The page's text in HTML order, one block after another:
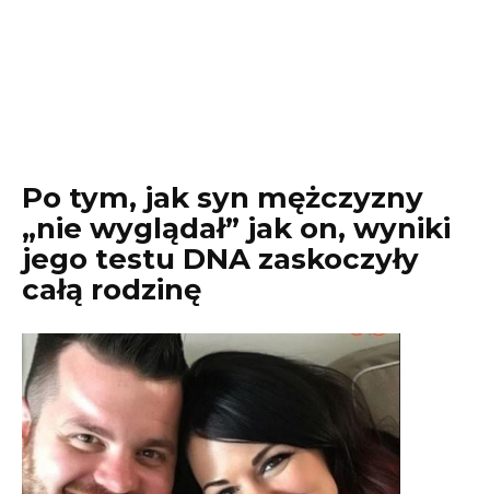
Po tym, jak syn mężczyzny
„nie wyglądał” jak on, wyniki
jego testu DNA zaskoczyły
całą rodzinę